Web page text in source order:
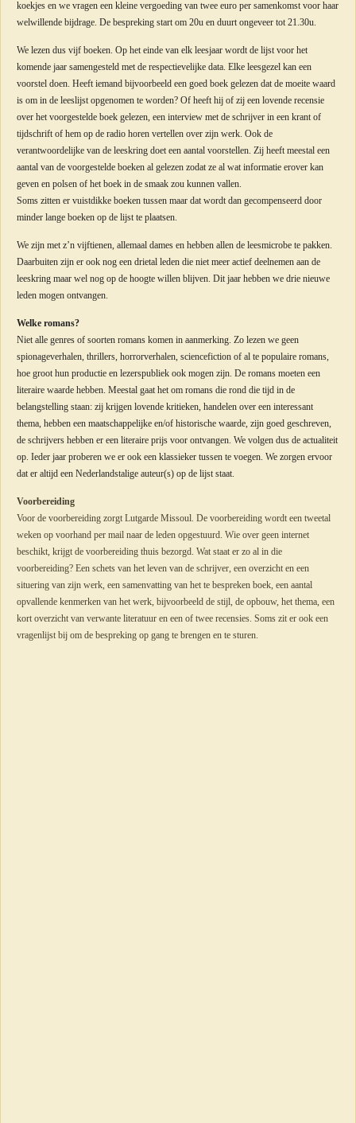
koekjes en we vragen een kleine vergoeding van twee euro per samenkomst voor haar
welwillende bijdrage. De bespreking start om 20u en duurt ongeveer tot 21.30u.
We lezen dus vijf boeken. Op het einde van elk leesjaar wordt de lijst voor het
komende jaar samengesteld met de respectievelijke data. Elke leesgezel kan een
voorstel doen. Heeft iemand bijvoorbeeld een goed boek gelezen dat de moeite waard
is om in de leeslijst opgenomen te worden? Of heeft hij of zij een lovende recensie
over het voorgestelde boek gelezen, een interview met de schrijver in een krant of
tijdschrift of hem op de radio horen vertellen over zijn werk. Ook de
verantwoordelijke van de leeskring doet een aantal voorstellen. Zij heeft meestal een
aantal van de voorgestelde boeken al gelezen zodat ze al wat informatie erover kan
geven en polsen of het boek in de smaak zou kunnen vallen.
Soms zitten er vuistdikke boeken tussen maar dat wordt dan gecompenseerd door
minder lange boeken op de lijst te plaatsen.
We zijn met z’n vijftienen, allemaal dames en hebben allen de leesmicrobe te pakken.
Daarbuiten zijn er ook nog een drietal leden die niet meer actief deelnemen aan de
leeskring maar wel nog op de hoogte willen blijven. Dit jaar hebben we drie nieuwe
leden mogen ontvangen.
Welke romans?
Niet alle genres of soorten romans komen in aanmerking. Zo lezen we geen
spionageverhalen, thrillers, horrorverhalen, sciencefiction of al te populaire romans,
hoe groot hun productie en lezerspubliek ook mogen zijn. De romans moeten een
literaire waarde hebben. Meestal gaat het om romans die rond die tijd in de
belangstelling staan: zij krijgen lovende kritieken, handelen over een interessant
thema, hebben een maatschappelijke en/of historische waarde, zijn goed geschreven,
de schrijvers hebben er een literaire prijs voor ontvangen. We volgen dus de actualiteit
op. Ieder jaar proberen we er ook een klassieker tussen te voegen. We zorgen ervoor
dat er altijd een Nederlandstalige auteur(s) op de lijst staat.
Voorbereiding
Voor de voorbereiding zorgt Lutgarde Missoul. De voorbereiding wordt een tweetal
weken op voorhand per mail naar de leden opgestuurd. Wie over geen internet
beschikt, krijgt de voorbereiding thuis bezorgd. Wat staat er zo al in die
voorbereiding? Een schets van het leven van de schrijver, een overzicht en een
situering van zijn werk, een samenvatting van het te bespreken boek, een aantal
opvallende kenmerken van het werk, bijvoorbeeld de stijl, de opbouw, het thema, een
kort overzicht van verwante literatuur en een of twee recensies. Soms zit er ook een
vragenlijst bij om de bespreking op gang te brengen en te sturen.